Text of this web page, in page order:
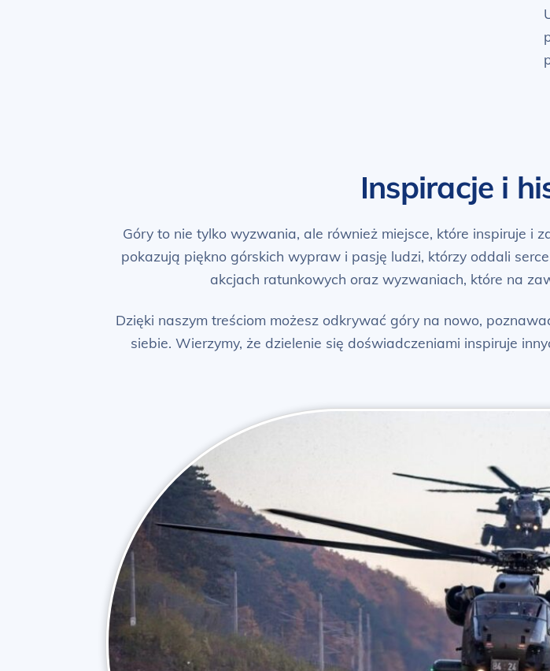
Inspiracje i
Góry to nie tylko wyzwania, ale również miejsce, które inspiruje i
pokazują piękno górskich wypraw i pasję ludzi, którzy oddali
akcjach ratunkowych oraz wyzwaniach, które na
Dzięki naszym treściom możesz odkrywać góry na nowo,
siebie. Wierzymy, że dzielenie się doświadczeniami inspiruje